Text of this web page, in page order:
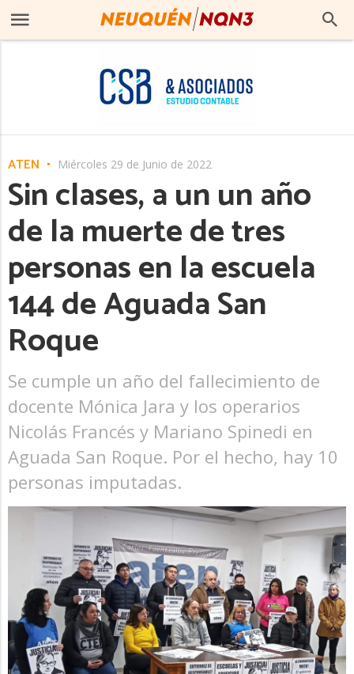
ATEN Miércoles 29 de Junio de 2022
Sin clases, a un un año
de la muerte de tres
personas en la escuela
144 de Aguada San
Roque
Se cumple un año del fallecimiento de
docente Mónica Jara y los operarios
Nicolás Francés y Mariano Spinedi en
Aguada San Roque. Por el hecho, hay 10
personas imputadas.